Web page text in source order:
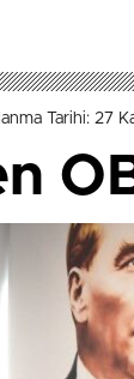
Tarihi: 27